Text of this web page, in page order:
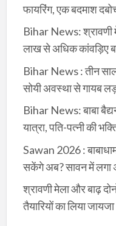
फायरिंग, एक बदमाश
Bihar News: श्रावणी
लाख से अधिक कांवड़िए
Bihar News : तीन
सोयी अवस्था से गायब
Bihar News: बाबा
यात्रा, पति-पत्नी की
Sawan 2026 :
सकेंगे अब? सावन में लगा
श्रावणी मेला और बाढ़
तैयारियों का लिया जायजा